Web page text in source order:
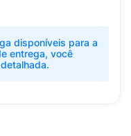
disponíveis para a
entrega, você